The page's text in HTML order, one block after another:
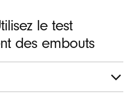
le test
des embouts